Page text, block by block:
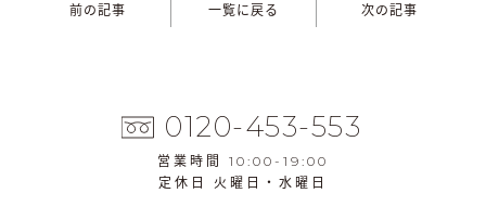
前の記事 一覧に戻る 次の記事
0120-453-553
営業時間 10:00-19:00
定休日 火曜日・水曜日